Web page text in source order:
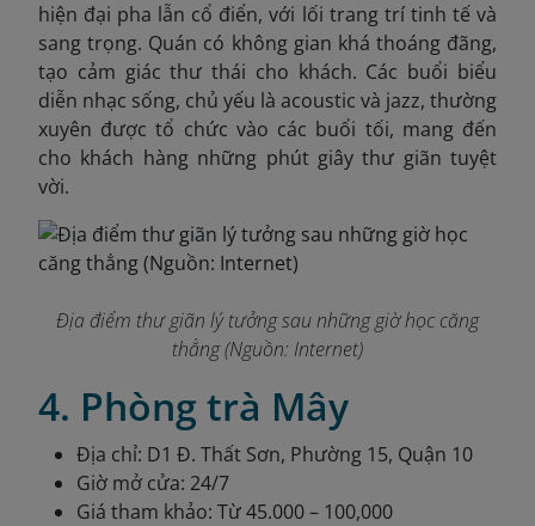
hiện đại pha lẫn cổ điển, với lối trang trí tinh tế và
sang trọng. Quán có không gian khá thoáng đãng,
tạo cảm giác thư thái cho khách. Các buổi biểu
diễn nhạc sống, chủ yếu là acoustic và jazz, thường
xuyên được tổ chức vào các buổi tối, mang đến
cho khách hàng những phút giây thư giãn tuyệt
vời.
Địa điểm thư giãn lý tưởng sau những giờ học căng
thẳng (Nguồn: Internet)
4. Phòng trà Mây
Địa chỉ: D1 Đ. Thất Sơn, Phường 15, Quận 10
Giờ mở cửa: 24/7
Giá tham khảo: Từ 45.000 – 100,000